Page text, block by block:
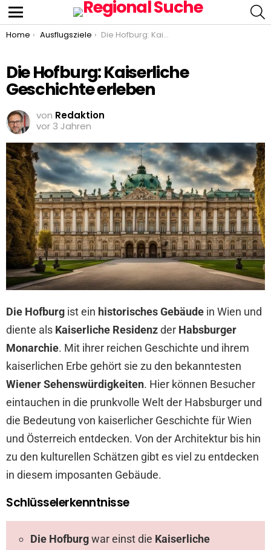
Menu
You are here:
Home Ausflugsziele Die Hofburg: Kaiserliche Geschichte erleben
Die Hofburg: Kaiserliche
Geschichte erleben
von Redaktion
vor 3 Jahren
Die Hofburg ist ein historisches Gebäude in Wien und
diente als Kaiserliche Residenzder Habsburger
Monarchie. Mit ihrer reichen Geschichte und ihrem
kaiserlichen Erbe gehört sie zu den bekanntesten
Wiener Sehenswürdigkeiten. Hier können Besucher
eintauchen in die prunkvolle Welt der Habsburger und
die Bedeutung von kaiserlicher Geschichte für Wien
und Österreich entdecken. Von der Architektur bis hin
zu den kulturellen Schätzen gibt es viel zu entdecken
in diesem imposanten Gebäude.
Schlüsselerkenntnisse
Die Hofburgwar einst die Kaiserliche